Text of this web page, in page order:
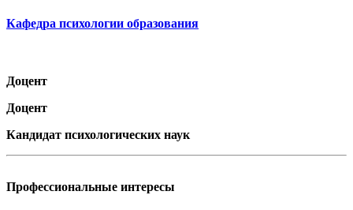
Кафедра психологии образования
Доцент
Доцент
Кандидат психологических наук
Профессиональные интересы